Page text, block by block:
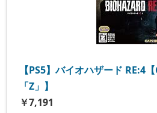
【PS5】バイオハザード RE:4
「Z」】
￥7,191